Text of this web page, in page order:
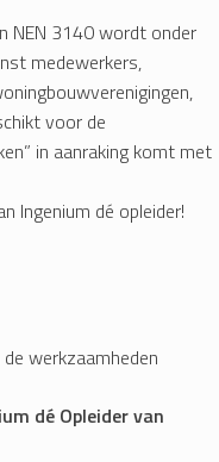
NEN 3140 wordt onder
medewerkers,
voor de
in aanraking komt met
Ingenium dé opleider!
werkzaamheden
dé Opleider van